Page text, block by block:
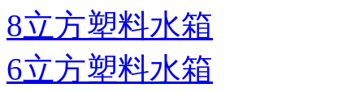
8立方塑料水箱
6立方塑料水箱